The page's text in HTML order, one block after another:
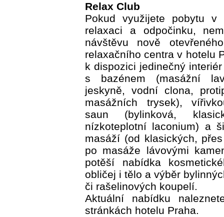
Relax Club
Pokud využijete pobytu v
relaxaci a odpočinku,
návštěvu nově
relaxačního centra v hotelu
k dispozici jedinečný
s bazénem (masážní
jeskyně, vodní clona,
masážních trysek),
saun (bylinková,
nízkoteplotní laconium) a
masáží (od klasických,
po masáže lávovými
potěší nabídka
obličej i tělo a výběr
či rašelinových koupelí.
Aktuální nabídku
stránkách hotelu Praha.